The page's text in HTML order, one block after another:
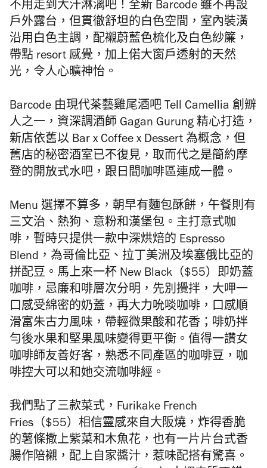
不用走到大汗淋漓吧！全新 Barcode 雖不再設
戶外露台，但貫徹舒坦的白色空間，室內裝潢
沿用白色主調，配襯蔚藍色梳化及白色紗簾，
帶點 resort 感覺，加上偌大窗戶透射的天然
光，令人心曠神怡。
Barcode 由現代茶藝雞尾酒吧 Tell Camellia 創辧
人之一，資深調酒師 Gagan Gurung 精心打造，
新店依舊以 Bar x Coffee x Dessert 為概念，但
舊店的秘密酒室已不復見，取而代之是簡約摩
登的開放式水吧，跟日間咖啡區連成一體。
Menu 選擇不算多，朝早有麵包酥餅，午餐則有
三文治、熱狗、意粉和漢堡包。主打意式咖
啡，暫時只提供一款中深烘焙的 Espresso
Blend，為哥倫比亞、拉丁美洲及埃塞俄比亞的
拼配豆。馬上來一杯 New Black（$55）即奶蓋
咖啡，忌廉和啡層次分明，先別攪拌，大呷一
口感受綿密的奶蓋，再大力吮啖咖啡，口感順
滑富朱古力風味，帶輕微果酸和花香；啡奶拌
勻後水果和堅果風味變得更平衡。值得一讚女
咖啡師友善好客，熟悉不同產區的咖啡豆，咖
啡控大可以和她交流咖啡經。
我們點了三款菜式，Furikake French
Fries（$55）相信靈感來自大阪燒，炸得香脆
的薯條撒上紫菜和木魚花，也有一片片台式香
腸作陪襯，配上自家醬汁，惹味配搭有驚喜。